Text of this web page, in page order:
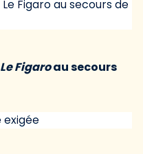
Le Figaroau secours